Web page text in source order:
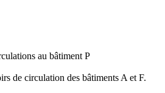
au bâtiment P
de circulation des bâtiments A et F.